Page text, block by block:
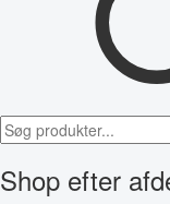
Shop efter